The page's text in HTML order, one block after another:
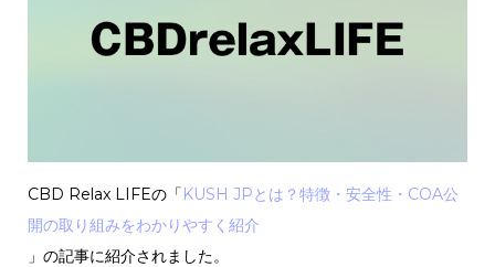
CBD Relax LIFEの「KUSH JPとは？特徴・安全性・COA公
開の取り組みをわかりやすく紹介
」の記事に紹介されました。